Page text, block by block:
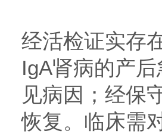
经活检证实存
IgA肾病的产
见病因；经保
恢复。临床需